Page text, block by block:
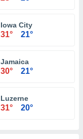
Iowa City
31° 21°
Jamaica
30° 21°
Luzerne
31° 20°